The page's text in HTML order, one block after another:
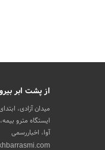
از پشت ابر
میدان آزادی،
ایستگاه مترو
آوا، اخباررسمی